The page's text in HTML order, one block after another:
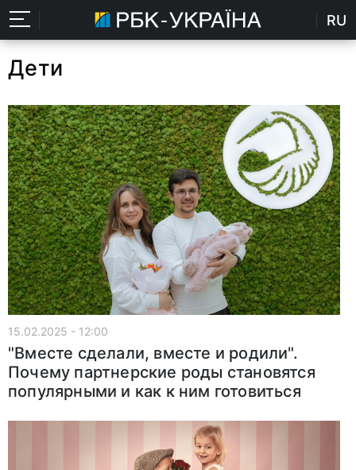
RU
Дети
15.02.2025 - 12:00
"Вместе сделали, вместе и родили".
Почему партнерские роды становятся
популярными и как к ним готовиться